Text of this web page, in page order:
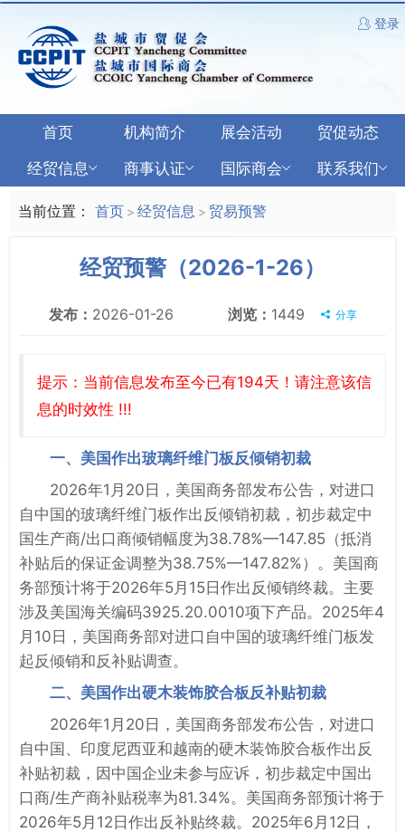
登录
首页 机构简介 展会活动
贸促动态
经贸信息
商事认证 国际商会 联系我们
当前位置： 首页 > 经贸信息 > 贸易预警
经贸预警（2026-1-26）
发布： 2026-01-26 浏览： 1449 分享
提示：当前信息发布至今已有194天！请注意该信
息的时效性 !!!
一、美国作出玻璃纤维门板反倾销初裁
2026年1月20日，美国商务部发布公告，对进口
自中国的玻璃纤维门板作出反倾销初裁，初步裁定中
国生产商/出口商倾销幅度为38.78%—147.85（抵消
补贴后的保证金调整为38.75%—147.82%）。美国商
务部预计将于2026年5月15日作出反倾销终裁。主要
涉及美国海关编码3925.20.0010项下产品。2025年4
月10日，美国商务部对进口自中国的玻璃纤维门板发
起反倾销和反补贴调查。
二、美国作出硬木装饰胶合板反补贴初裁
2026年1月20日，美国商务部发布公告，对进口
自中国、印度尼西亚和越南的硬木装饰胶合板作出反
补贴初裁，因中国企业未参与应诉，初步裁定中国出
口商/生产商补贴税率为81.34%。美国商务部预计将于
2026年5月12日作出反补贴终裁。2025年6月12日，